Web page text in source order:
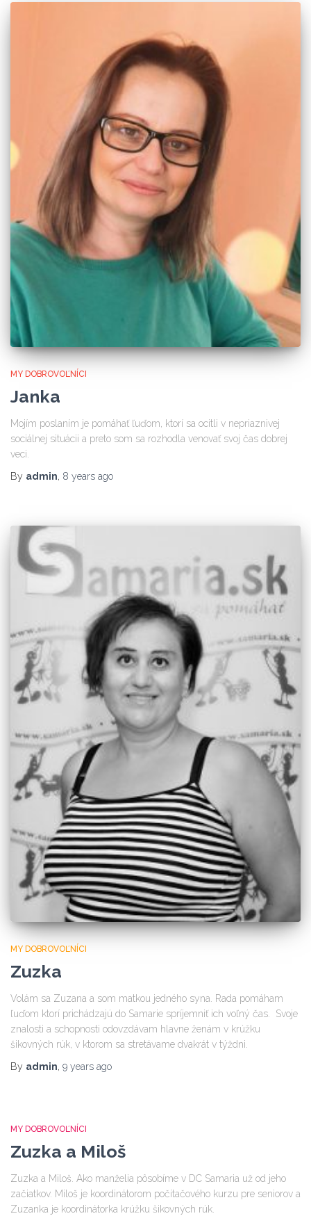
MY DOBROVOĽNÍCI
Janka
Mojím poslaním je pomáhať ľuďom, ktorí sa ocitli v nepriaznivej
sociálnej situácii a preto som sa rozhodla venovať svoj čas dobrej
veci.
By admin, 8 years ago
MY DOBROVOĽNÍCI
Zuzka
Volám sa Zuzana a som matkou jedného syna. Rada pomáham
ľuďom ktorí prichádzajú do Samarie spríjemniť ich voľný čas. Svoje
znalosti a schopnosti odovzdávam hlavne ženám v krúžku
šikovných rúk, v ktorom sa stretávame dvakrát v týždni.
By admin, 9 years ago
MY DOBROVOĽNÍCI
Zuzka a Miloš
Zuzka a Miloš. Ako manželia pôsobíme v DC Samaria už od jeho
začiatkov. Miloš je koordinátorom počítačového kurzu pre seniorov a
Zuzanka je koordinátorka krúžku šikovných rúk.